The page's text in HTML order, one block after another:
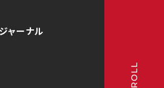
ャーナル